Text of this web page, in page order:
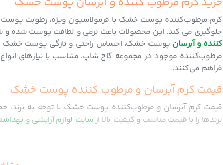
کرم مرطوب‌کننده پوست خشک با فرمولاسیون ویژه، رطوبت
جلوگیری می‌ کند. این محصولات باعث نرمی و لطافت پوست شده و
کننده و آبرسان پوست خشک، احساس راحتی و تازگی پوست خشک
مرطوب‌کننده موجود در مجموعه کاج شاپ، متناسب با نیازهای
فراهم می‌کنند.
قیمت کرم آبرسان و مرطوب کننده پوست خشک
قیمت کرم آبرسان و مرطوب‌کننده پوست خشک با توجه به برند،
برندها را با قیمت مناسب و کیفیت بالا از سایت لوازم آرایشی و